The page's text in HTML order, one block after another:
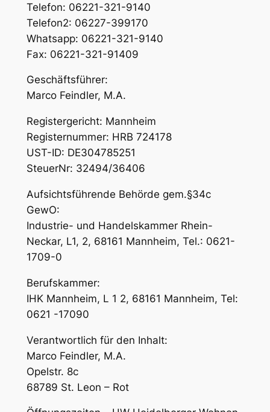
Telefon: 06221-321-9140
Telefon2: 06227-399170
Whatsapp: 06221-321-9140
Fax: 06221-321-91409
Geschäftsführer:
Marco Feindler, M.A.
Registergericht: Mannheim
Registernummer: HRB 724178
UST-ID: DE304785251
SteuerNr: 32494/36406
Aufsichtsführende Behörde gem.§34c
GewO:
Industrie- und Handelskammer Rhein-
Neckar, L1, 2, 68161 Mannheim, Tel.: 0621-
1709-0
Berufskammer:
IHK Mannheim, L 1 2, 68161 Mannheim, Tel:
0621 -17090
Verantwortlich für den Inhalt:
Marco Feindler, M.A.
Opelstr. 8c
68789 St. Leon – Rot